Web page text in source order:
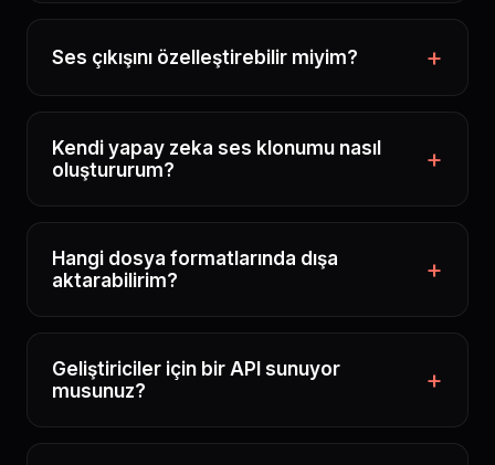
Ses çıkışını özelleştirebilir miyim?
Kendi yapay zeka ses klonumu nasıl
oluştururum?
Hangi dosya formatlarında dışa
aktarabilirim?
Geliştiriciler için bir API sunuyor
musunuz?